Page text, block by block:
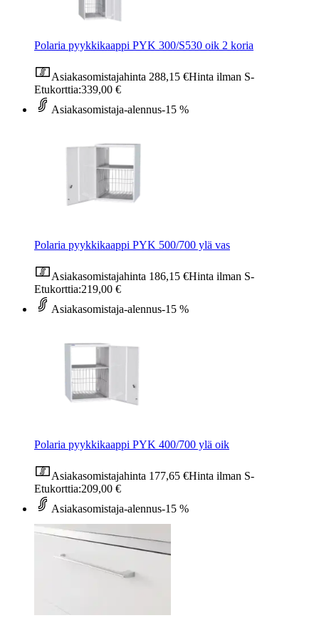
Polaria pyykkikaappi PYK 300/S530 oik 2 koria
Asiakasomistajahinta 288,15 €Hinta ilman S-
Etukorttia:339,00 €
Asiakasomistaja-alennus-15 %
Polaria pyykkikaappi PYK 500/700 ylä vas
Asiakasomistajahinta 186,15 €Hinta ilman S-
Etukorttia:219,00 €
Asiakasomistaja-alennus-15 %
Polaria pyykkikaappi PYK 400/700 ylä oik
Asiakasomistajahinta 177,65 €Hinta ilman S-
Etukorttia:209,00 €
Asiakasomistaja-alennus-15 %